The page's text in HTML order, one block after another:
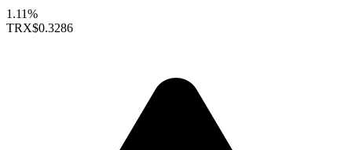
1.11%
TRX$0.3286